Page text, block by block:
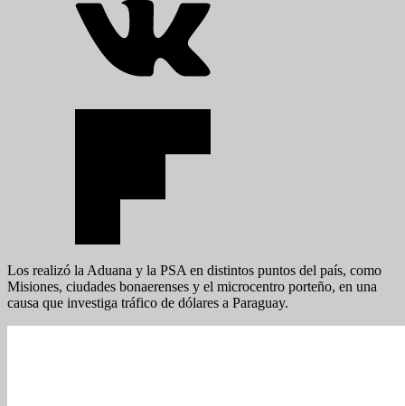
Los realizó la Aduana y la PSA en distintos puntos del país, como
Misiones, ciudades bonaerenses y el microcentro porteño, en una
causa que investiga tráfico de dólares a Paraguay.